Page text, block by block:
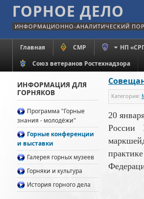
ГОРНОЕ ДЕЛО
ИНФОРМАЦИОННО-АНАЛИТИЧЕСКИЙ
Главная СМР
НП
Союз ветеранов Ростехнадзора
Категория:
20
России
ИНФОРМАЦИЯ ДЛЯ
ГОРНЯКОВ
Программа "Горные
знания - молодёжи"
Горные конференции
и выставки
Галерея горных музеев
Горняки и культура
История горного дела